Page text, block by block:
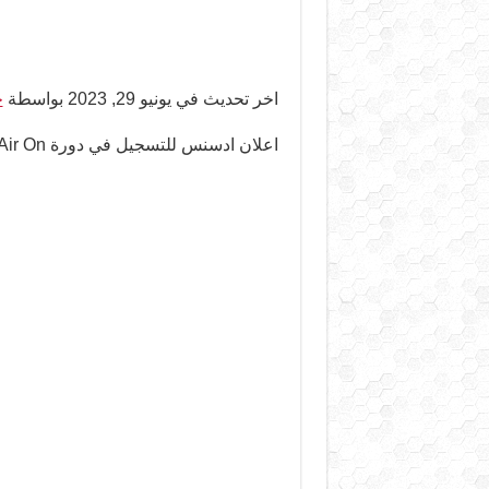
اخر تحديث في يونيو 29, 2023 بواسطة
اعلان ادسنس للتسجيل في دورة Air On